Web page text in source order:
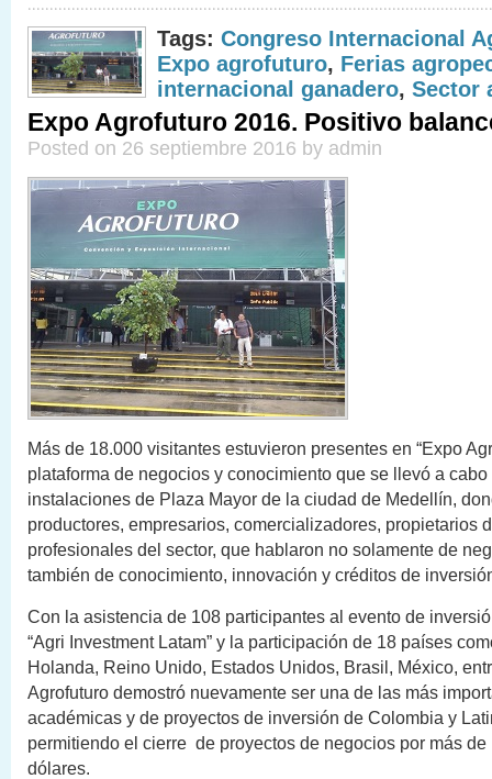
Tags: Congreso Internacional
Expo agrofuturo, Ferias
internacional ganadero, Sector
Expo Agrofuturo 2016. Positivo
Posted on 26 septiembre 2016 by admin
Más de 18.000 visitantes estuvieron presentes en “Expo
plataforma de negocios y conocimiento que se llevó a cabo
instalaciones de Plaza Mayor de la ciudad de Medellín,
productores, empresarios, comercializadores, propietarios
profesionales del sector, que hablaron no solamente de
también de conocimiento, innovación y créditos de
Con la asistencia de 108 participantes al evento de
“Agri Investment Latam” y la participación de 18 países
Holanda, Reino Unido, Estados Unidos, Brasil, México,
Agrofuturo demostró nuevamente ser una de las más
académicas y de proyectos de inversión de Colombia y
permitiendo el cierre de proyectos de negocios por más
dólares.